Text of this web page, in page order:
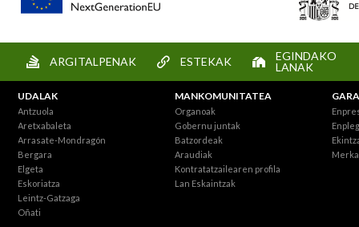
ARGITALPENAK ESTEKAK
EGINDAKO
LANAK
UDALAK
Antzuola
Aretxabaleta
Arrasate-Mondragón
Bergara
Elgeta
Eskoriatza
Leintz-Gatzaga
Oñati
MANKOMUNITATEA
Organoak
Gobernu juntak
Batzordeak
Araudiak
Kontratatzailearen profila
Lan Eskaintzak